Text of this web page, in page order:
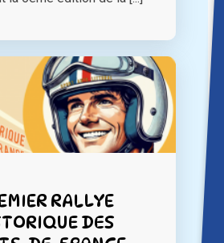
RALLYE
DES